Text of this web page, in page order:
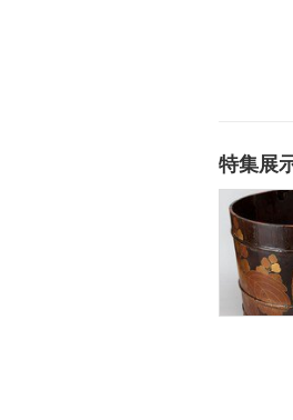
特集展